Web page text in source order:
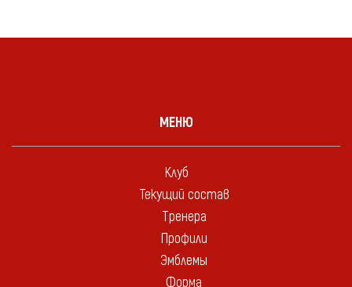
МЕНЮ
Клуб
Текущий состав
Тренера
Профили
Эмблемы
Форма